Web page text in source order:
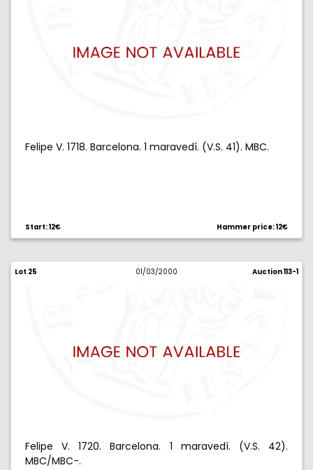
Felipe V. 1718. Barcelona. 1 maravedí. (V.S. 41). MBC.
Start: 12€ Hammer price: 12€
Lot 25 01/03/2000 Auction 113-1
Felipe V. 1720. Barcelona. 1 maravedí. (V.S. 42).
MBC/MBC-.